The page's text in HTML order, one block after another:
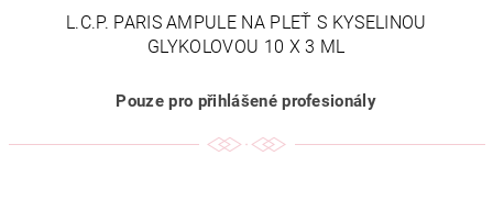
L.C.P. PARIS AMPULE NA PLEŤ S KYSELINOU
GLYKOLOVOU 10 X 3 ML
Pouze pro přihlášené profesionály